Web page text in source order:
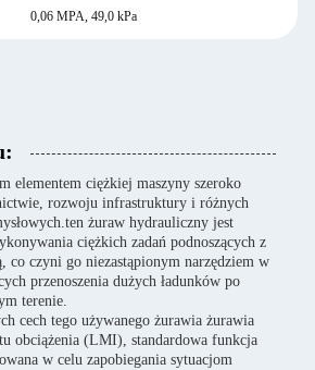
0,06 MPA, 49,0 kPa
elementem ciężkiej maszyny szeroko
rozwoju infrastruktury i różnych
żuraw hydrauliczny jest
ciężkich zadań podnoszących z
co czyni go niezastąpionym narzędziem w
przenoszenia dużych ładunków po
terenie.
cech tego używanego żurawia żurawia
obciążenia (LMI), standardowa funkcja
w celu zapobiegania sytuacjom